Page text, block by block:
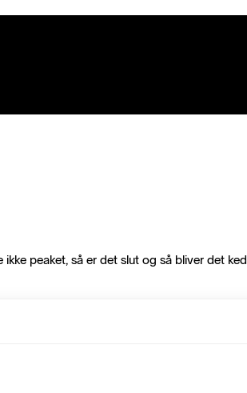
peaket, så er det slut og så bliver det